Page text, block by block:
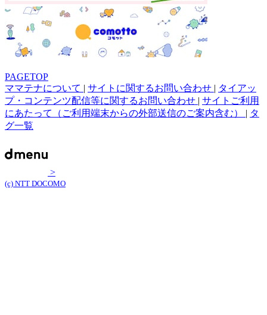
PAGETOP
ママテナについて | サイトに関するお問い合わせ | タイアッ
プ・コンテンツ配信等に関するお問い合わせ | サイトご利用
にあたって（ご利用端末からの外部送信のご案内含む） | タ
グ一覧
>
(c) NTT DOCOMO